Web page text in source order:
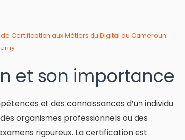
Certification aux Métiers du Digital au Cameroun
et son importance
et des connaissances d’un individu
organismes professionnels ou des
rigoureux. La certification est